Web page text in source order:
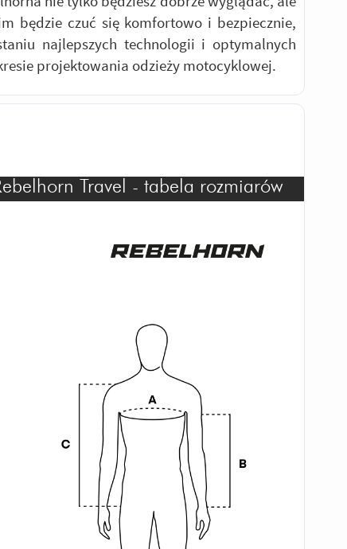
będzie czuć się komfortowo i bezpiecznie,
najlepszych technologii i optymalnych
projektowania odzieży motocyklowej.
Travel - tabela rozmiarów